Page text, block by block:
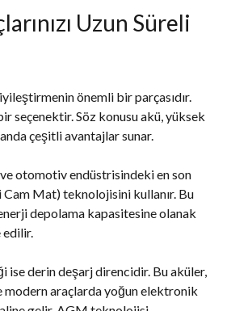
Uzun Süreli
önemli bir parçasıdır.
seçenektir. Söz konusu akü, yüksek
çeşitli avantajlar sunar.
otomotiv endüstrisindeki en son
Cam Mat) teknolojisini kullanır. Bu
depolama kapasitesine olanak
edilir.
derin deşarj direncidir. Bu aküler,
araçlarda yoğun elektronik